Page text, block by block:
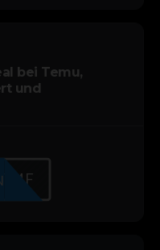
bei Temu,
und